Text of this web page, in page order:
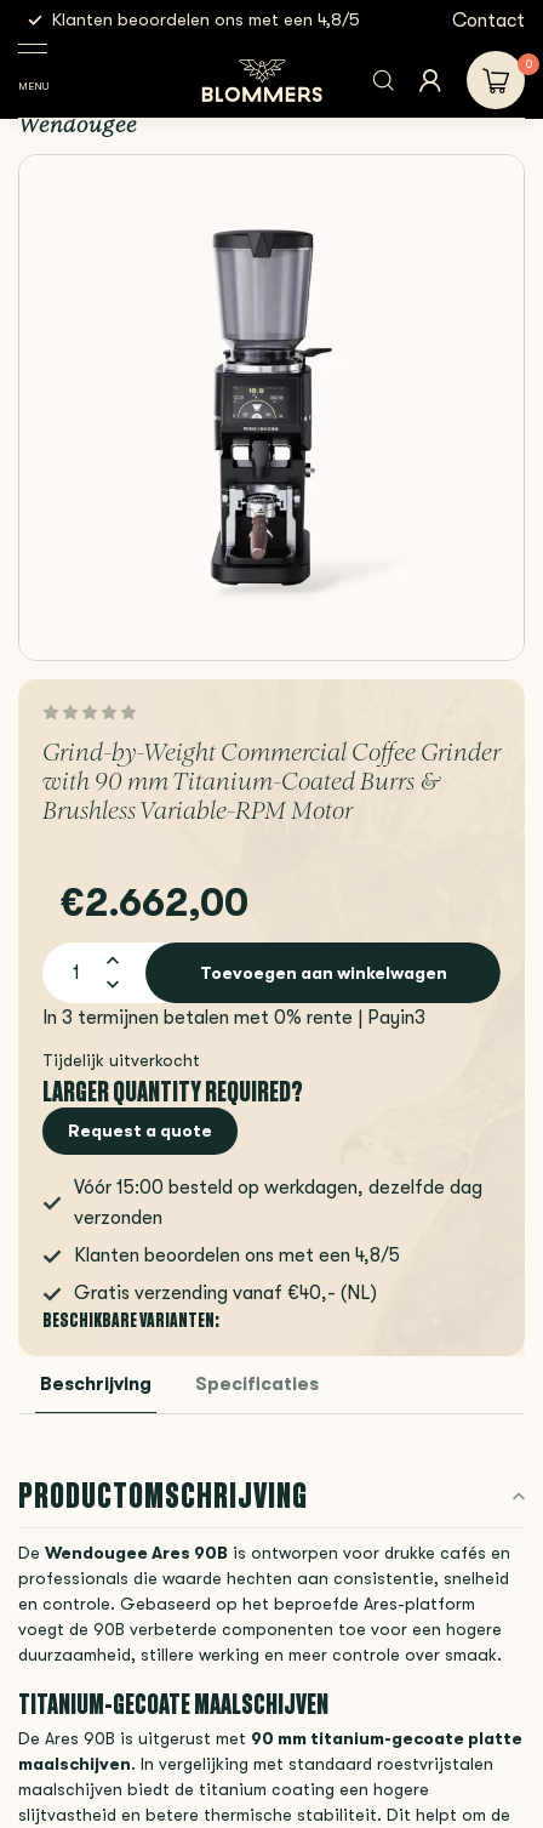
Klanten beoordelen ons met een 4,8/5 Gratis
Contact
MENU
0
Wendougee - ARES-90B (Zwart)
Wendougee - ARES-90B (Zwart)
Wendougee
Grind-by-Weight Commercial Coffee Grinder
with 90 mm Titanium-Coated Burrs &
Brushless Variable-RPM Motor
€2.662,00
Toevoegen aan winkelwagen
In 3 termijnen betalen met 0% rente | Payin3
Tijdelijk uitverkocht
LARGER QUANTITY REQUIRED?
Request a quote
Vóór 15:00 besteld op werkdagen, dezelfde dag
verzonden
Klanten beoordelen ons met een 4,8/5
Gratis verzending vanaf €40,- (NL)
BESCHIKBARE VARIANTEN:
Beschrijving Specificaties
PRODUCTOMSCHRIJVING
De Wendougee Ares 90B is ontworpen voor drukke cafés en
professionals die waarde hechten aan consistentie, snelheid
en controle. Gebaseerd op het beproefde Ares-platform
voegt de 90B verbeterde componenten toe voor een hogere
duurzaamheid, stillere werking en meer controle over smaak.
TITANIUM-GECOATE MAALSCHIJVEN
De Ares 90B is uitgerust met 90 mm titanium-gecoate platte
maalschijven. In vergelijking met standaard roestvrijstalen
maalschijven biedt de titanium coating een hogere
slijtvastheid en betere thermische stabiliteit. Dit helpt om de